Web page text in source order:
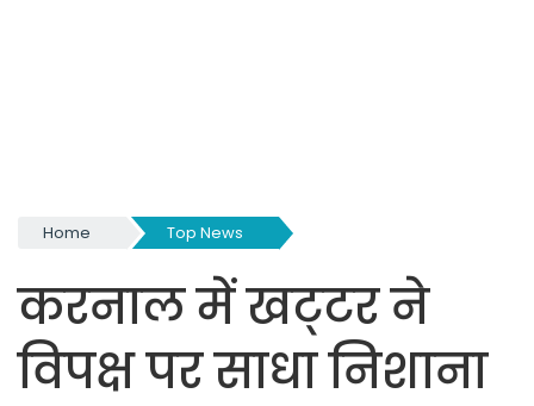
Home Top News
करनाल में खट्‌टर ने
विपक्ष पर साधा निशाना